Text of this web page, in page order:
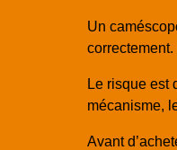
Un
Le risque est
mécanisme,
Avant